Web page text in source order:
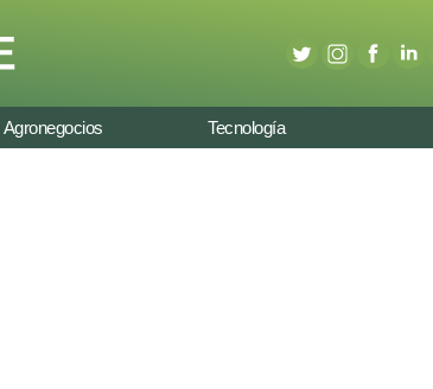
Agronegocios Tecnología